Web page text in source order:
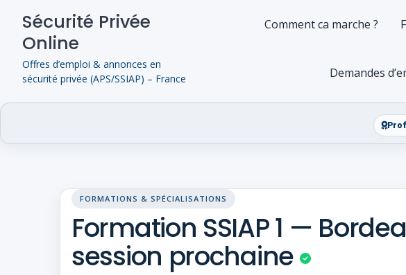
content
Sécurité Privée
Online
Offres d’emploi & annonces en
sécurité privée (APS/SSIAP) – France
Comment ca marche ?
Demandes
FORMATIONS & SPÉCIALISATIONS
Formation SSIAP 1 —
session prochaine